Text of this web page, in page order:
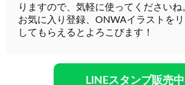
りますので、気軽に使ってくださいね
お気に入り登録、ONWAイラストを
してもらえるとよろこびます！
LINEスタンプ販売中